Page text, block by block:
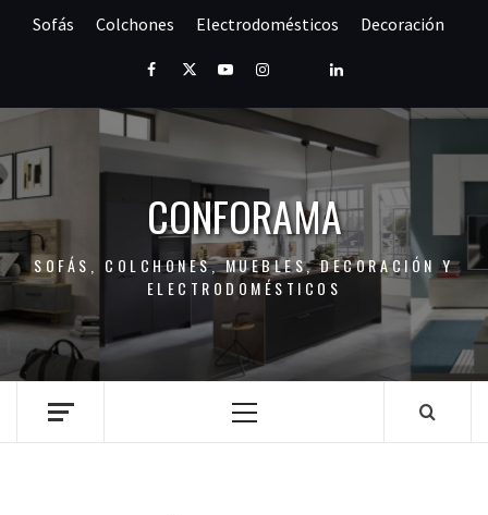
Sofás Colchones Electrodomésticos Decoración
FacebookTwitterYoutubeInstagramPinterestLinkedIn
CONFORAMA
SOFÁS, COLCHONES, MUEBLES, DECORACIÓN Y
ELECTRODOMÉSTICOS
Menú